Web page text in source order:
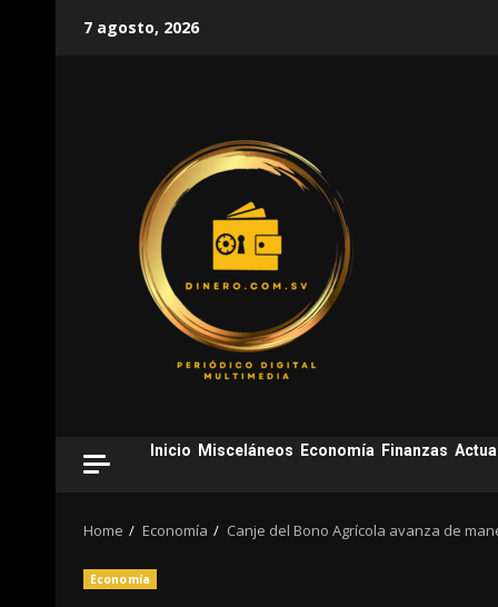
7 agosto, 2026
Inicio Misceláneos Economía Finanzas
Home Economía Canje del Bono Agrícola avanza de
Economía